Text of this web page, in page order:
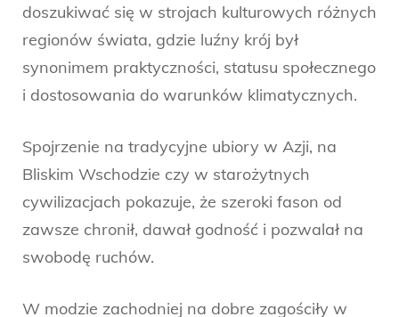
doszukiwać się w strojach kulturowych różnych
regionów świata, gdzie luźny krój był
synonimem praktyczności, statusu społecznego
i dostosowania do warunków klimatycznych.
Spojrzenie na tradycyjne ubiory w Azji, na
Bliskim Wschodzie czy w starożytnych
cywilizacjach pokazuje, że szeroki fason od
zawsze chronił, dawał godność i pozwalał na
swobodę ruchów.
W modzie zachodniej na dobre zagościły w